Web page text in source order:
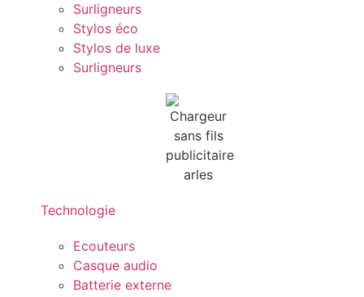
Surligneurs
Stylos éco
Stylos de luxe
Surligneurs
Technologie
Ecouteurs
Casque audio
Batterie externe